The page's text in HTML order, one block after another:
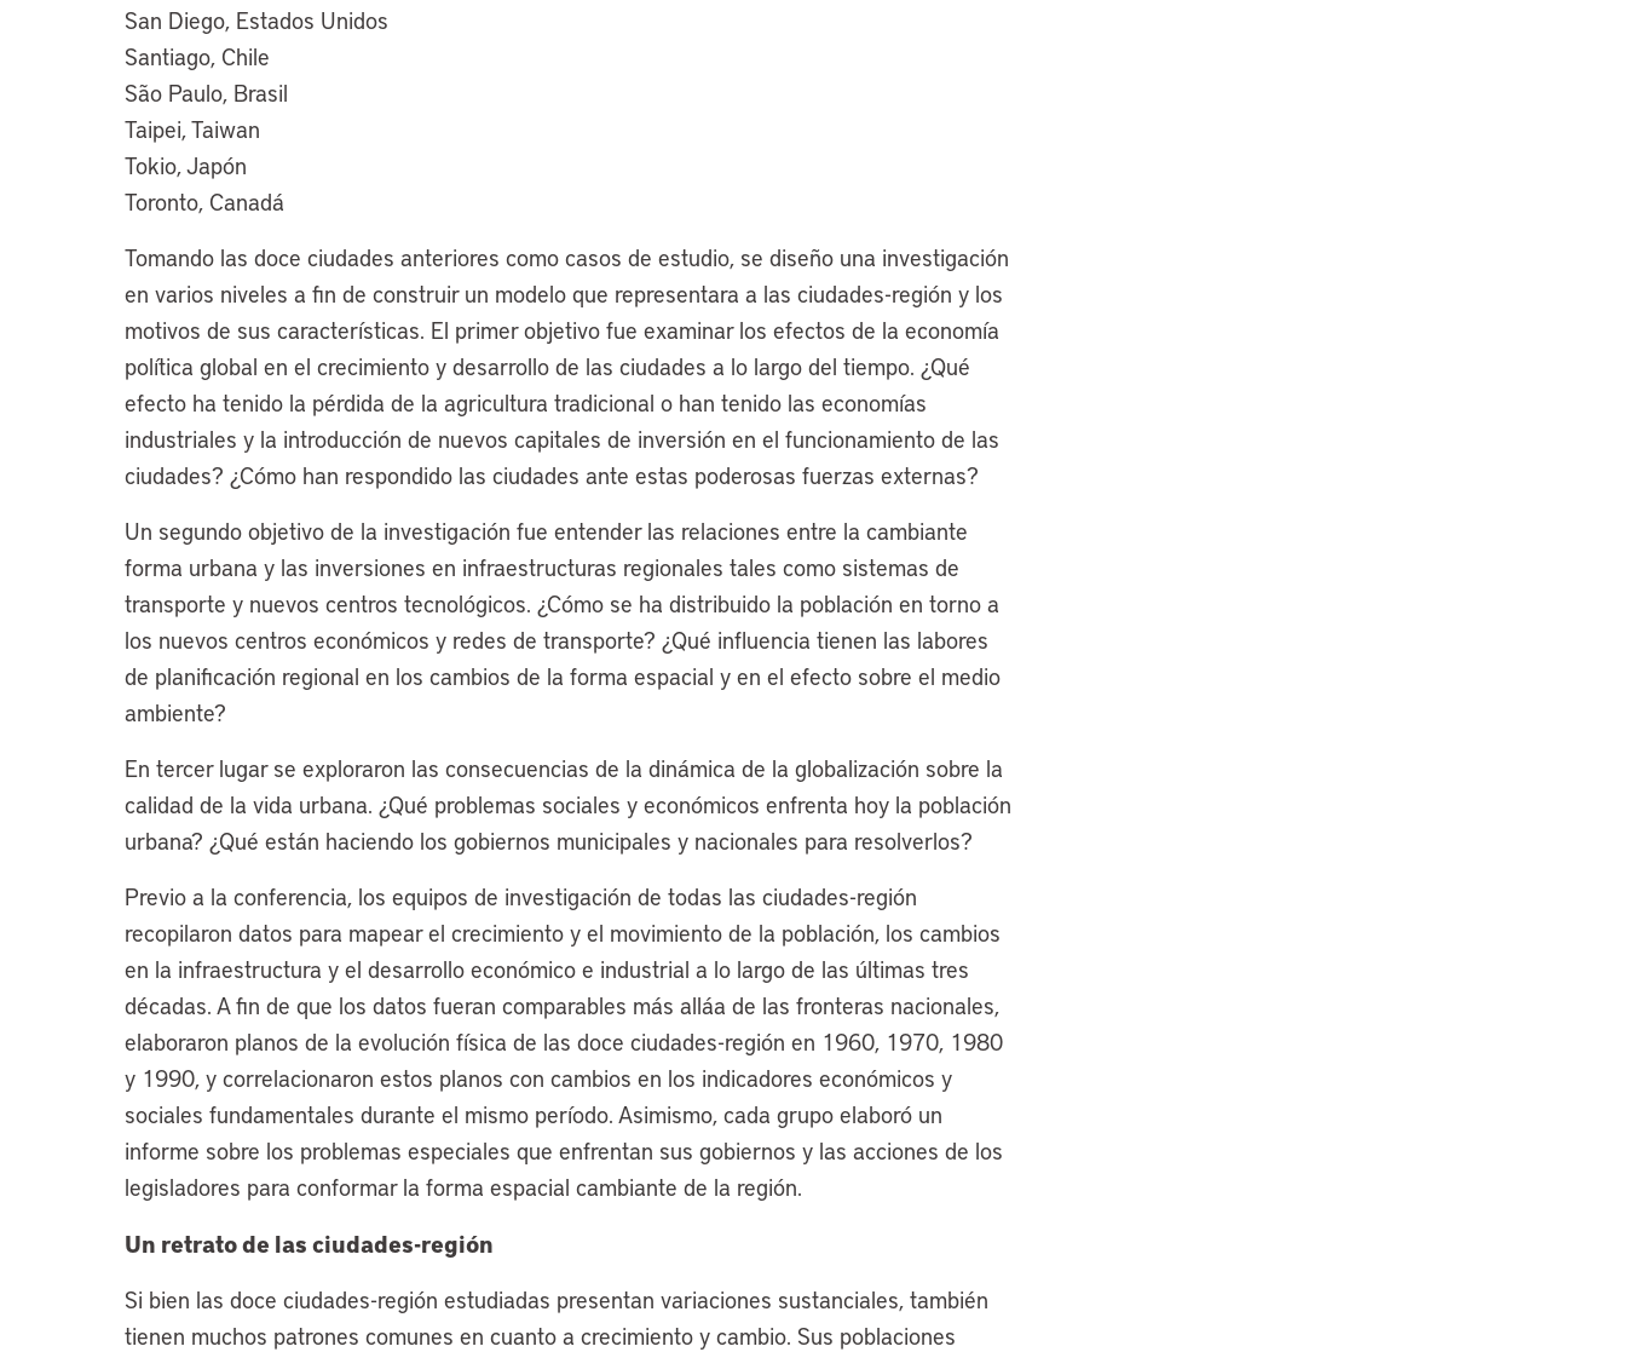
San Diego, Estados Unidos
Santiago, Chile
São Paulo, Brasil
Taipei, Taiwan
Tokio, Japón
Toronto, Canadá
Tomando las doce ciudades anteriores como casos de estudio, se diseño una investigación
en varios niveles a fin de construir un modelo que representara a las ciudades-región y los
motivos de sus características. El primer objetivo fue examinar los efectos de la economía
política global en el crecimiento y desarrollo de las ciudades a lo largo del tiempo. ¿Qué
efecto ha tenido la pérdida de la agricultura tradicional o han tenido las economías
industriales y la introducción de nuevos capitales de inversión en el funcionamiento de las
ciudades? ¿Cómo han respondido las ciudades ante estas poderosas fuerzas externas?
Un segundo objetivo de la investigación fue entender las relaciones entre la cambiante
forma urbana y las inversiones en infraestructuras regionales tales como sistemas de
transporte y nuevos centros tecnológicos. ¿Cómo se ha distribuido la población en torno a
los nuevos centros económicos y redes de transporte? ¿Qué influencia tienen las labores
de planificación regional en los cambios de la forma espacial y en el efecto sobre el medio
ambiente?
En tercer lugar se exploraron las consecuencias de la dinámica de la globalización sobre la
calidad de la vida urbana. ¿Qué problemas sociales y económicos enfrenta hoy la población
urbana? ¿Qué están haciendo los gobiernos municipales y nacionales para resolverlos?
Previo a la conferencia, los equipos de investigación de todas las ciudades-región
recopilaron datos para mapear el crecimiento y el movimiento de la población, los cambios
en la infraestructura y el desarrollo económico e industrial a lo largo de las últimas tres
décadas. A fin de que los datos fueran comparables más alláa de las fronteras nacionales,
elaboraron planos de la evolución física de las doce ciudades-región en 1960, 1970, 1980
y 1990, y correlacionaron estos planos con cambios en los indicadores económicos y
sociales fundamentales durante el mismo período. Asimismo, cada grupo elaboró un
informe sobre los problemas especiales que enfrentan sus gobiernos y las acciones de los
legisladores para conformar la forma espacial cambiante de la región.
Un retrato de las ciudades-región
Si bien las doce ciudades-región estudiadas presentan variaciones sustanciales, también
tienen muchos patrones comunes en cuanto a crecimiento y cambio. Sus poblaciones